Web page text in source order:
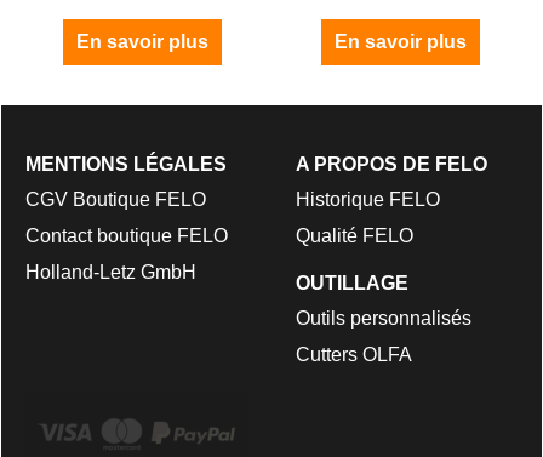
En savoir plus En savoir plus
MENTIONS LÉGALES
CGV Boutique FELO
Contact boutique FELO
Holland-Letz GmbH
A PROPOS DE FELO
Historique FELO
Qualité FELO
OUTILLAGE
Outils personnalisés
Cutters OLFA